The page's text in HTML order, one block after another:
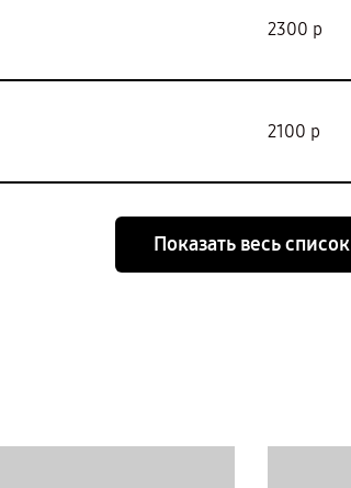
2300 р
2100 р
Показать весь список